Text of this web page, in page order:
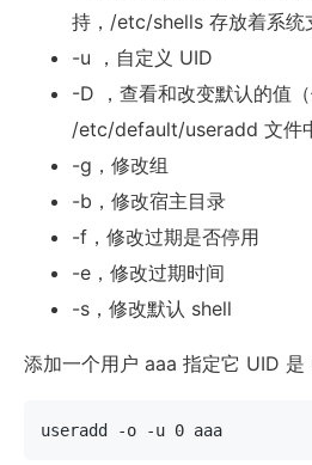
持，/etc/shells 存放着系统
-u ，自定义 UID
-D ，查看和改变默认的值
/etc/default/useradd 文件
-g，修改组
-b，修改宿主目录
-f，修改过期是否停用
-e，修改过期时间
-s，修改默认 shell
添加一个用户 aaa 指定它 UID 是
useradd -o -u 0 aaa